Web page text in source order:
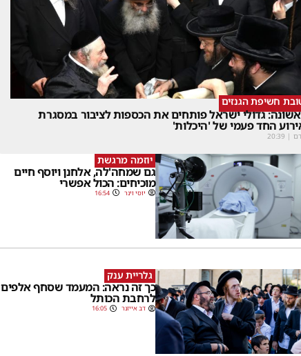
חשיפת הגנזים
גדולי ישראל פותחים את הכספות לציבור במסגרת
החד פעמי של 'היכלות'
|
20:39
יוזמה מרגשת
גם שמחה'לה, אלחנן ויוסף חיים
מוכיחים: הכול אפשרי
יוסי וינר 16:54
גלריית ענק
כך זה נראה: המעמד שסחף אלפים
לרחבת הכותל
דב אייזנר 16:05